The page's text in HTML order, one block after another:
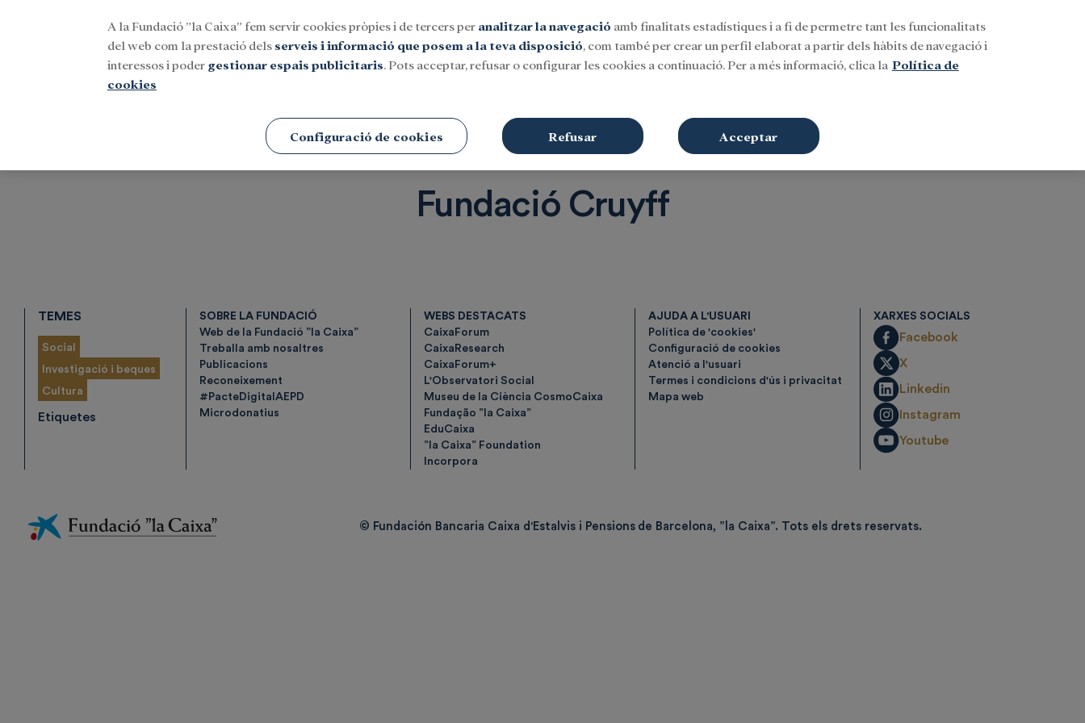
Iniciar sessió Buscar
Fundació Cruyff
TEMES
Social
Investigació i beques
Cultura
Etiquetes
SOBRE LA FUNDACIÓ
Web de la Fundació ”la Caixa”
Treballa amb nosaltres
Publicacions
Reconeixement
#PacteDigitalAEPD
Microdonatius
WEBS DESTACATS
CaixaForum
CaixaResearch
CaixaForum+
L'Observatori Social
Museu de la Ciència CosmoCaixa
Fundação ”la Caixa”
EduCaixa
”la Caixa” Foundation
Incorpora
AJUDA A L'USUARI
Política de 'cookies'
Configuració de cookies
Atenció a l'usuari
Termes i condicions d'ús i privacitat
Mapa web
XARXES SOCIALS
Facebook
X
Linkedin
Instagram
Youtube
© Fundación Bancaria Caixa d'Estalvis i Pensions de Barcelona, ”la Caixa”. Tots els drets reservats.
A la Fundació ”la Caixa” fem servir cookies pròpies i de tercers per analitzar la navegació amb finalitats estadístiques i a fi de permetre tant les funcionalitats
del web com la prestació dels serveis i informació que posem a la teva disposició, com també per crear un perfil elaborat a partir dels hàbits de navegació i
interessos i poder gestionar espais publicitaris. Pots acceptar, refusar o configurar les cookies a continuació. Per a més informació, clica la Política de
cookies
Configuració de cookies Refusar Acceptar